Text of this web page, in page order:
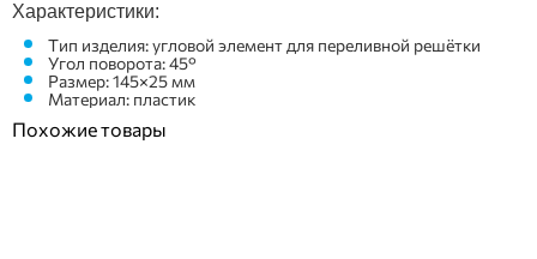
Характеристики:
Тип изделия: угловой элемент для переливной решётки
Угол поворота: 45°
Размер: 145×25 мм
Материал: пластик
Похожие товары